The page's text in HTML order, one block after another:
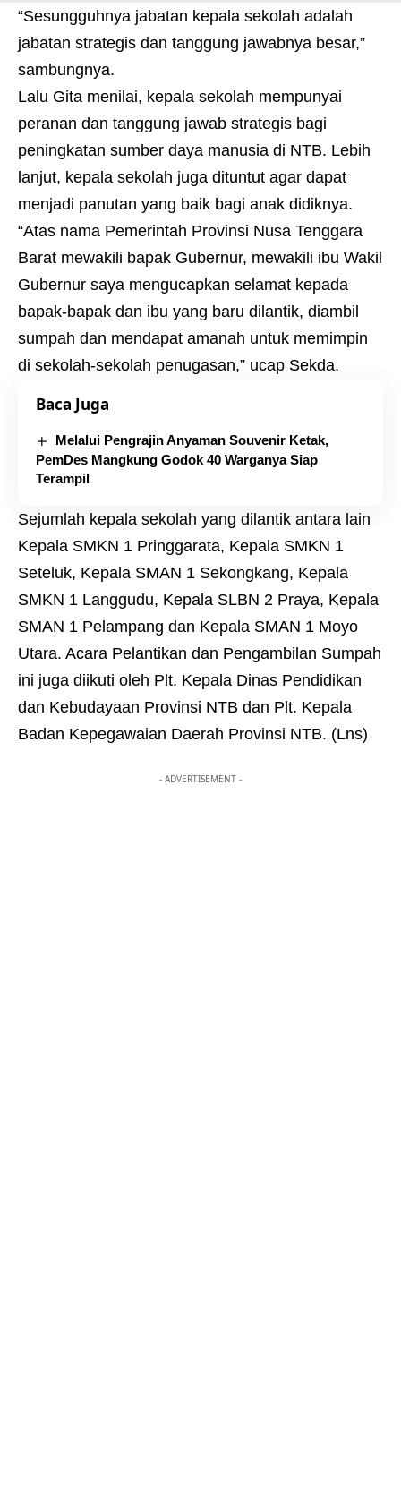
“Sesungguhnya jabatan kepala sekolah adalah
jabatan strategis dan tanggung jawabnya besar,”
sambungnya.
Lalu Gita menilai, kepala sekolah mempunyai
peranan dan tanggung jawab strategis bagi
peningkatan sumber daya manusia di NTB. Lebih
lanjut, kepala sekolah juga dituntut agar dapat
menjadi panutan yang baik bagi anak didiknya.
“Atas nama Pemerintah Provinsi Nusa Tenggara
Barat mewakili bapak Gubernur, mewakili ibu Wakil
Gubernur saya mengucapkan selamat kepada
bapak-bapak dan ibu yang baru dilantik, diambil
sumpah dan mendapat amanah untuk memimpin
di sekolah-sekolah penugasan,” ucap Sekda.
Baca Juga
Melalui Pengrajin Anyaman Souvenir Ketak,
PemDes Mangkung Godok 40 Warganya Siap
Terampil
Sejumlah kepala sekolah yang dilantik antara lain
Kepala SMKN 1 Pringgarata, Kepala SMKN 1
Seteluk, Kepala SMAN 1 Sekongkang, Kepala
SMKN 1 Langgudu, Kepala SLBN 2 Praya, Kepala
SMAN 1 Pelampang dan Kepala SMAN 1 Moyo
Utara. Acara Pelantikan dan Pengambilan Sumpah
ini juga diikuti oleh Plt. Kepala Dinas Pendidikan
dan Kebudayaan Provinsi NTB dan Plt. Kepala
Badan Kepegawaian Daerah Provinsi NTB. (Lns)
- ADVERTISEMENT -